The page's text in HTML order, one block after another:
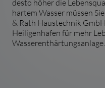
desto höher die
hartem Wasser müssen
& Rath Haustechnik
Heiligenhafen für mehr
Wasserenthärtungsanlage.